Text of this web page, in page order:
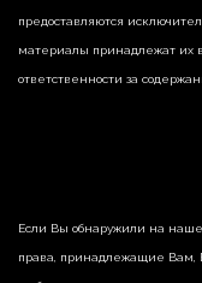
предоставляются
материалы принадлежат их
ответственности за
Если Вы обнаружили на
права, принадлежащие Вам,